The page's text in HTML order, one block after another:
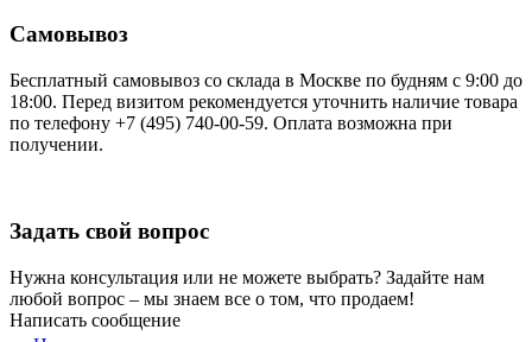
Самовывоз
Бесплатный самовывоз со склада в Москве по будням с 9:00 до
18:00. Перед визитом рекомендуется уточнить наличие товара
по телефону +7 (495) 740-00-59. Оплата возможна при
получении.
Задать свой вопрос
Нужна консультация или не можете выбрать? Задайте нам
любой вопрос – мы знаем все о том, что продаем!
Написать сообщение